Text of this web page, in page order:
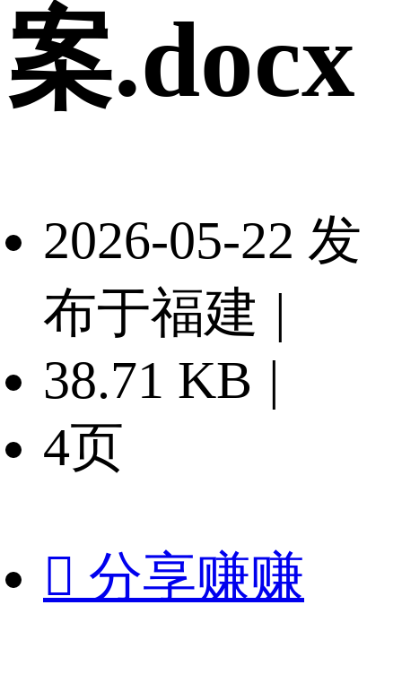
案.docx
2026-05-22 发
布于福建 |
38.71 KB |
4页
 分享赚赚